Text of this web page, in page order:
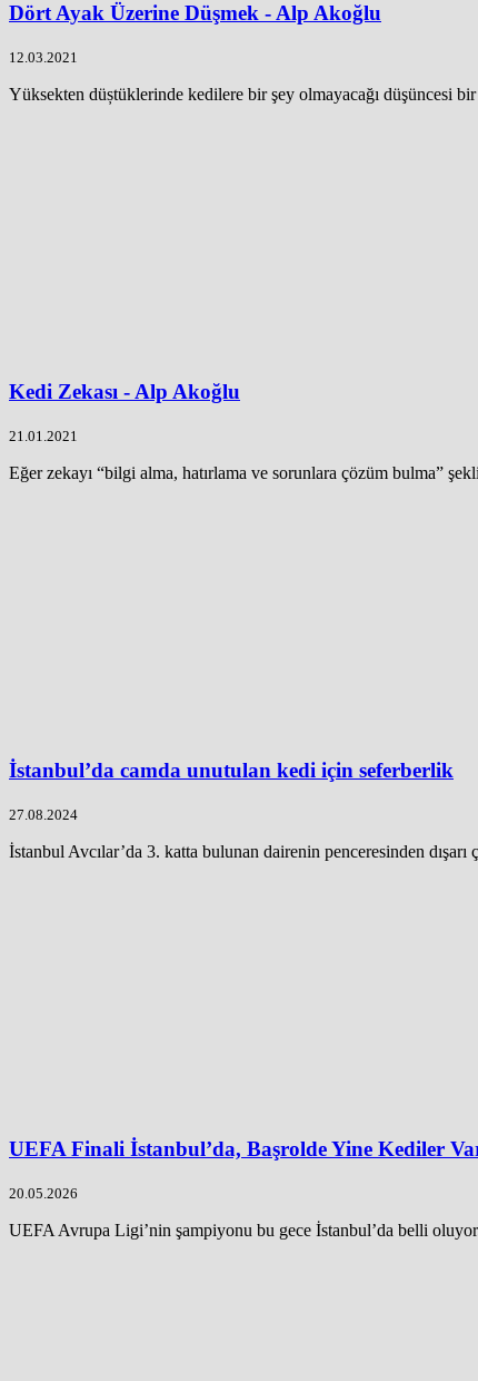
Dört Ayak Üzerine Düşmek - Alp Akoğlu
12.03.2021
Yüksekten düștüklerinde kedilere bir şey olmayacağı düşüncesi
Kedi Zekası - Alp Akoğlu
21.01.2021
Eğer zekayı “bilgi alma, hatırlama ve sorunlara çözüm bulma”
İstanbul’da camda unutulan kedi için seferberlik
27.08.2024
İstanbul Avcılar’da 3. katta bulunan dairenin penceresinden dışarı
UEFA Finali İstanbul’da, Başrolde Yine Kediler
20.05.2026
UEFA Avrupa Ligi’nin şampiyonu bu gece İstanbul’da belli